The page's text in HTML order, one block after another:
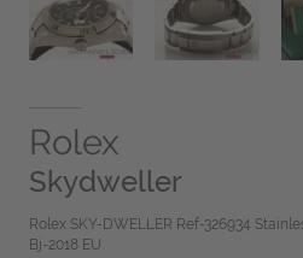
Rolex
Skydweller
Rolex SKY-DWELLER Ref-326934
Bj-2018 EU